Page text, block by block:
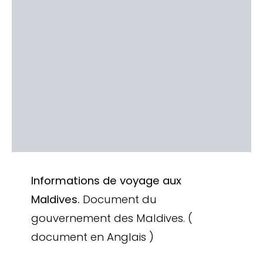
Informations de voyage aux
Maldives. Document du
gouvernement des Maldives. (
document en Anglais )